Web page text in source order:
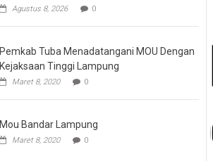
Agustus 8, 2026 0
Pemkab Tuba Menadatangani MOU Dengan
Kejaksaan Tinggi Lampung
Maret 8, 2020 0
Mou Bandar Lampung
Maret 8, 2020 0